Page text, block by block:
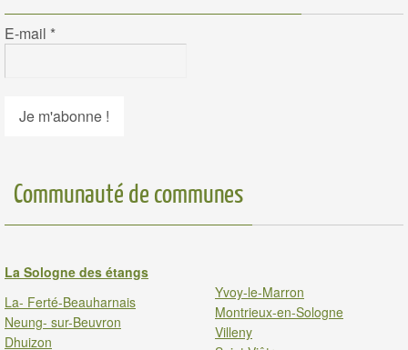
E-mail *
Communauté de communes
La Sologne des étangs
La- Ferté-Beauharnais
Neung- sur-Beuvron
Dhuizon
Yvoy-le-Marron
Montrieux-en-Sologne
Villeny